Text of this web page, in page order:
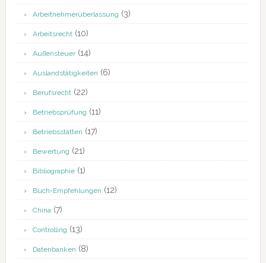
Arbeitnehmerüberlassung (3)
Arbeitsrecht(10)
Außensteuer(14)
Auslandstätigkeiten (6)
Berufsrecht(22)
Betriebsprüfung (11)
Betriebsstätten (17)
Bewertung (21)
Bibliographie(1)
Buch-Empfehlungen (12)
China(7)
Controlling (13)
Datenbanken (8)